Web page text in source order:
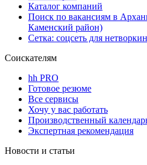
Каталог компаний
Поиск по вакансиям в
Каменский район)
Сетка: соцсеть для
Соискателям
hh PRO
Готовое резюме
Все сервисы
Хочу у вас работать
Производственный
Экспертная рекомендация
Новости и статьи